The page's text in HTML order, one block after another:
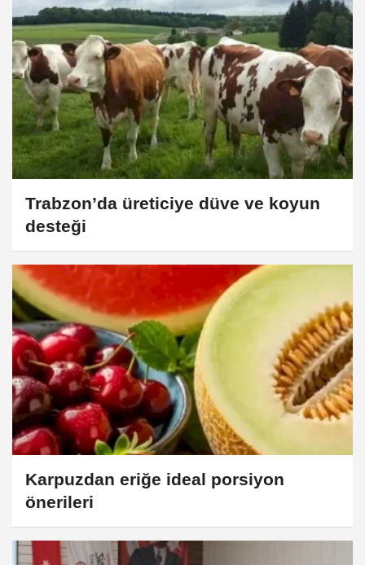
Trabzon’da üreticiye düve ve koyun
desteği
Karpuzdan eriğe ideal porsiyon
önerileri